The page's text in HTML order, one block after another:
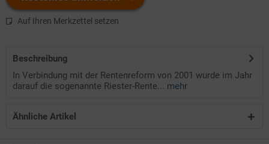
Auf Ihren Merkzettel setzen
Beschreibung
In Verbindung mit der Rentenreform von 2001 wurde im Jahr
darauf die sogenannte Riester-Rente... mehr
Ähnliche Artikel